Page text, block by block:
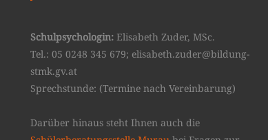
Schulpsychologin: Elisabeth Zuder, MSc.
Tel.: 05 0248 345 679; elisabeth.zuder@bildung-
stmk.gv.at
Sprechstunde: (Termine nach Vereinbarung)
Darüber hinaus steht Ihnen auch die